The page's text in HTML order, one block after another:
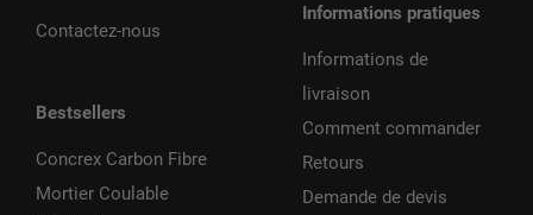
Contactez-nous
Bestsellers
Concrex Carbon Fibre
Mortier Coulable
Informations pratiques
Informations de
livraison
Comment commander
Retours
Demande de devis